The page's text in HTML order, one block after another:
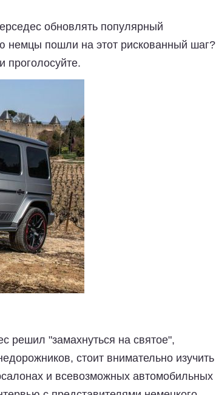
обновлять популярный
немцы пошли на этот рискованный шаг?
проголосуйте.
решил "замахнуться на святое",
стоит внимательно изучить
и всевозможных автомобильных